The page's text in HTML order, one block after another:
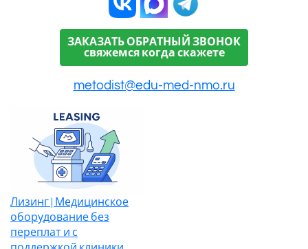
ЗАКАЗАТЬ ОБРАТНЫЙ ЗВОНОК
свяжемся когда скажете
metodist@edu-med-nmo.ru
Лизинг | Медицинское
оборудование без
переплат и с